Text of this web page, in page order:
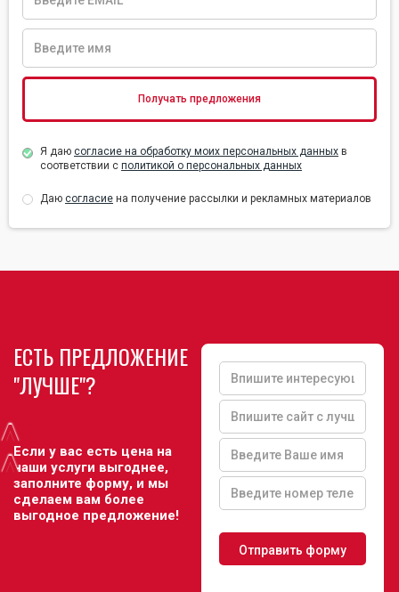
Я даю согласие на обработку моих персональных данных в
соответствии с политикой о персональных данных
Даю согласие на получение рассылки и рекламных материалов
ЕСТЬ ПРЕДЛОЖЕНИЕ
"ЛУЧШЕ"?
Если у вас есть цена на
наши услуги выгоднее,
заполните форму, и мы
сделаем вам более
выгодное предложение!
^
^